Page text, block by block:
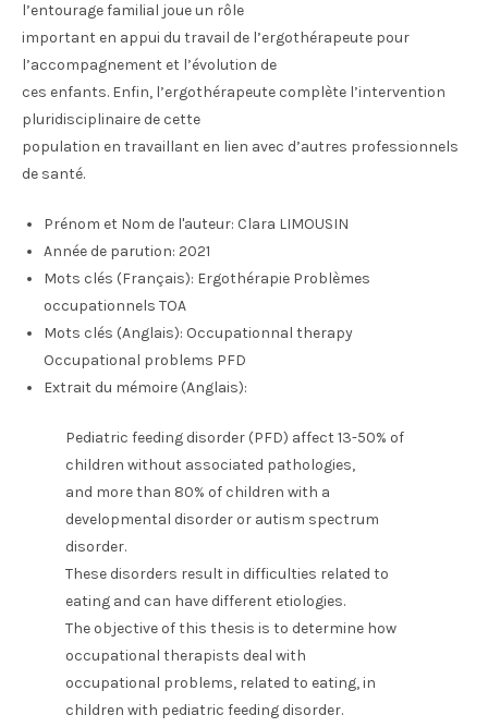
l’entourage familial joue un rôle
important en appui du travail de l’ergothérapeute pour
l’accompagnement et l’évolution de
ces enfants. Enfin, l’ergothérapeute complète l’intervention
pluridisciplinaire de cette
population en travaillant en lien avec d’autres professionnels
de santé.
Prénom et Nom de l'auteur: Clara LIMOUSIN
Année de parution: 2021
Mots clés (Français): Ergothérapie Problèmes
occupationnels TOA
Mots clés (Anglais): Occupationnal therapy
Occupational problems PFD
Extrait du mémoire (Anglais):
Pediatric feeding disorder (PFD) affect 13-50% of
children without associated pathologies,
and more than 80% of children with a
developmental disorder or autism spectrum
disorder.
These disorders result in difficulties related to
eating and can have different etiologies.
The objective of this thesis is to determine how
occupational therapists deal with
occupational problems, related to eating, in
children with pediatric feeding disorder.